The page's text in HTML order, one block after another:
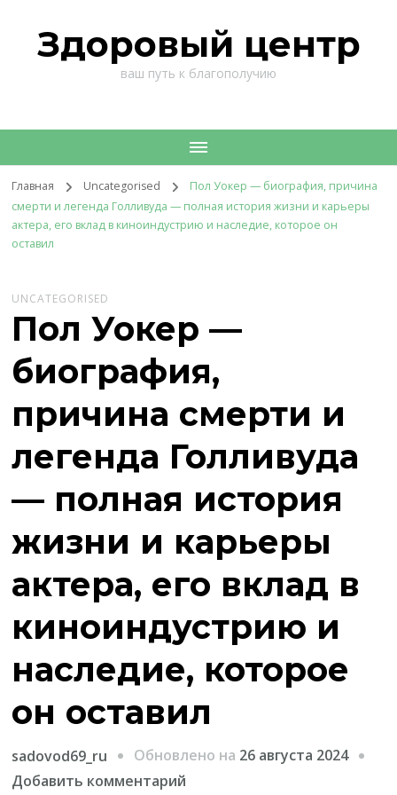
Здоровый центр
ваш путь к благополучию
Главная Uncategorised
Пол Уокер — биография, причина
смерти и легенда Голливуда — полная история жизни и карьеры
актера, его вклад в киноиндустрию и наследие, которое он
оставил
UNCATEGORISED
Пол Уокер —
биография,
причина смерти и
легенда Голливуда
— полная история
жизни и карьеры
актера, его вклад в
киноиндустрию и
наследие, которое
он оставил
sadovod69_ru Обновлено на 26 августа 2024
Добавить комментарий